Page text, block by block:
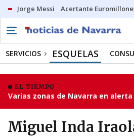
Jorge Messi Acertante
SERVICIOS ESQUELAS
EL TIEMPO
Varias zonas de Navarra en
Miguel Inda